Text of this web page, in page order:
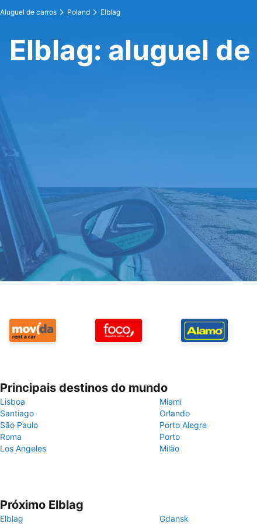
Aluguel de carros Poland Elblag
Elblag: aluguel
Principais destinos do mundo
Lisboa
Miami
Santiago
Orlando
São Paulo
Porto Alegre
Roma
Porto
Los Angeles
Milão
Próximo Elblag
Elblag Gdansk